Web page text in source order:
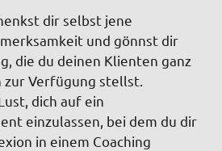
dir selbst jene
und gönnst dir
die du deinen Klienten ganz
Verfügung stellst.
dich auf ein
einzulassen, bei dem du dir
in einem Coaching